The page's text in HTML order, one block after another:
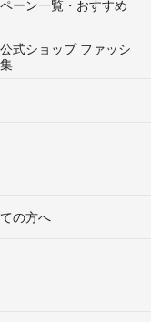
ーン一覧・おすすめ
式ショップ ファッシ
の方へ